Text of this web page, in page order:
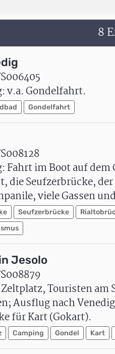
8
v.a. Gondelfahrt.
Gondelfahrt
Fahrt im Boot auf
die Seufzerbrücke,
viele Gassen
Seufzerbrücke
Jesolo
Touristen
Ausflug nach
für Kart (Gokart).
Camping Gondel Kart